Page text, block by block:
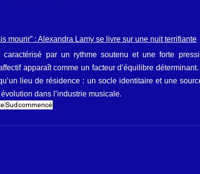
mourir” : Alexandra Lamy se livre sur une nuit terrifiante
caractérisé par un rythme soutenu et une forte
apparaît comme un facteur d’équilibre
lieu de résidence : un socle identitaire et une
dans l’industrie musicale.
Sudcommencé